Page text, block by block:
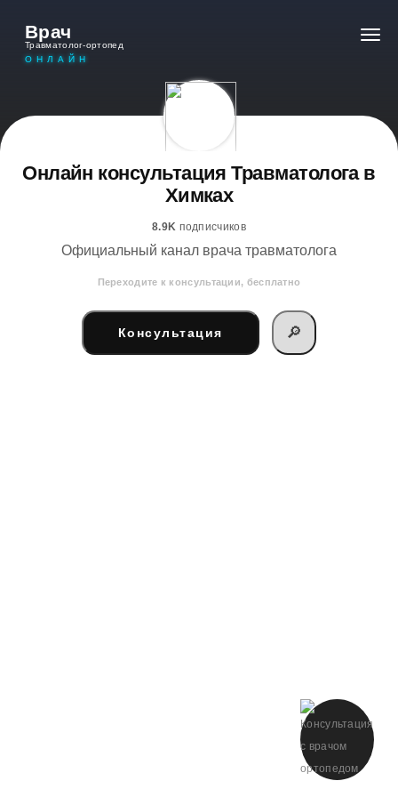
Врач
Травматолог-ортопед
ОНЛАЙН
Онлайн консультация Травматолога в
Химках
8.9K подписчиков
Официальный канал врача травматолога
Переходите к консультации, бесплатно
Консультация 🔎